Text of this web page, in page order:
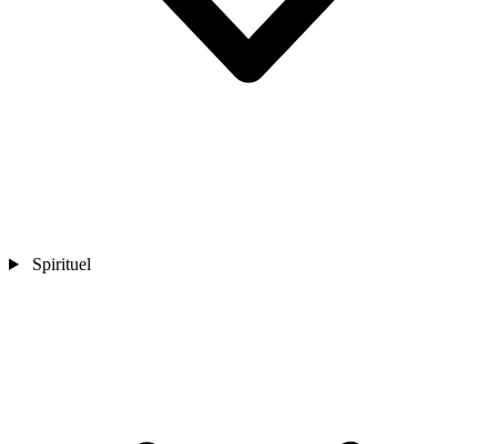
Spirituel